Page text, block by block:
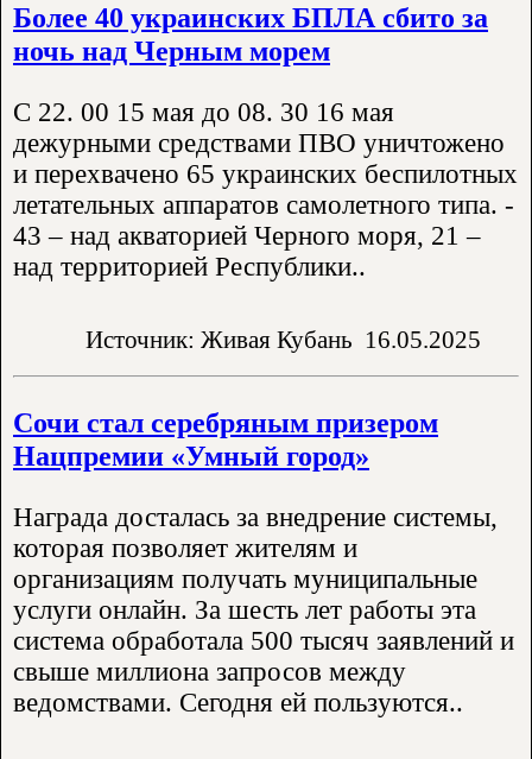
Более 40 украинских БПЛА сбито за
ночь над Черным морем
С 22. 00 15 мая до 08. 30 16 мая
дежурными средствами ПВО уничтожено
и перехвачено 65 украинских беспилотных
летательных аппаратов самолетного типа. -
43 – над акваторией Черного моря, 21 –
над территорией Республики..
Источник: Живая Кубань 16.05.2025
Сочи стал серебряным призером
Нацпремии «Умный город»
Награда досталась за внедрение системы,
которая позволяет жителям и
организациям получать муниципальные
услуги онлайн. За шесть лет работы эта
система обработала 500 тысяч заявлений и
свыше миллиона запросов между
ведомствами. Сегодня ей пользуются..